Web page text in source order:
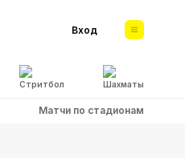
Стритбол Шахматы
Вход
Матчи по стадионам